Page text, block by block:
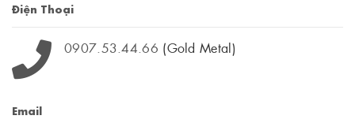
Điện Thoại
0907.53.44.66 (Gold Metal)
Email